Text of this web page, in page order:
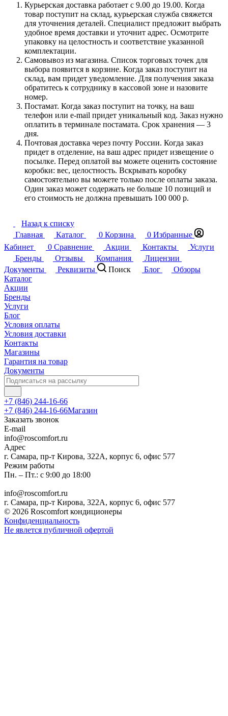
Курьерская доставка работает с 9.00 до 19.00. Когда
товар поступит на склад, курьерская служба свяжется
для уточнения деталей. Специалист предложит выбрать
удобное время доставки и уточнит адрес. Осмотрите
упаковку на целостность и соответствие указанной
комплектации.
Самовывоз из магазина. Список торговых точек для
выбора появится в корзине. Когда заказ поступит на
склад, вам придет уведомление. Для получения заказа
обратитесь к сотруднику в кассовой зоне и назовите
номер.
Постамат. Когда заказ поступит на точку, на ваш
телефон или e-mail придет уникальный код. Заказ нужно
оплатить в терминале постамата. Срок хранения — 3
дня.
Почтовая доставка через почту России. Когда заказ
придет в отделение, на ваш адрес придет извещение о
посылке. Перед оплатой вы можете оценить состояние
коробки: вес, целостность. Вскрывать коробку
самостоятельно вы можете только после оплаты заказа.
Один заказ может содержать не больше 10 позиций и
его стоимость не должна превышать 100 000 р.
Назад к списку
Главная
Каталог 0 Корзина 0 Избранные
Кабинет
0 Сравнение Акции Контакты
Услуги
Бренды
Отзывы Компания
Лицензии
Документы
Реквизиты Поиск Блог
Обзоры
Каталог
Акции
Бренды
Услуги
Блог
Условия оплаты
Условия доставки
Контакты
Магазины
Гарантия на товар
Документы
+7 (846) 244-16-66
+7 (846) 244-16-66Магазин
Заказать звонок
E-mail
info@roscomfort.ru
Адрес
г. Самара, пр-т Кирова, 322А, корпус 6, офис 577
Режим работы
Пн. – Пт.: с 9:00 до 18:00
info@roscomfort.ru
г. Самара, пр-т Кирова, 322А, корпус 6, офис 577
© 2026 Roscomfort кондиционеры
Конфиденциальность
Не явлется публичной офертой